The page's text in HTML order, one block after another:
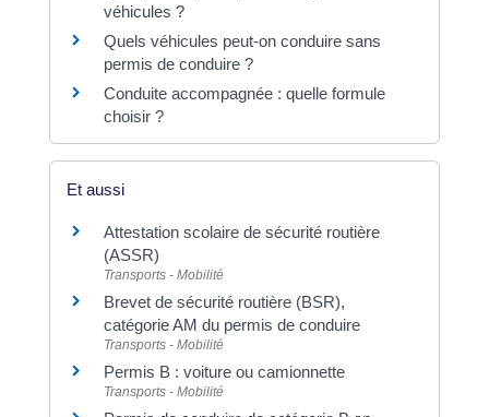
véhicules ?
Quels véhicules peut-on conduire sans
permis de conduire ?
Conduite accompagnée : quelle formule
choisir ?
Et aussi
Attestation scolaire de sécurité routière
(ASSR)
Transports - Mobilité
Brevet de sécurité routière (BSR),
catégorie AM du permis de conduire
Transports - Mobilité
Permis B : voiture ou camionnette
Transports - Mobilité